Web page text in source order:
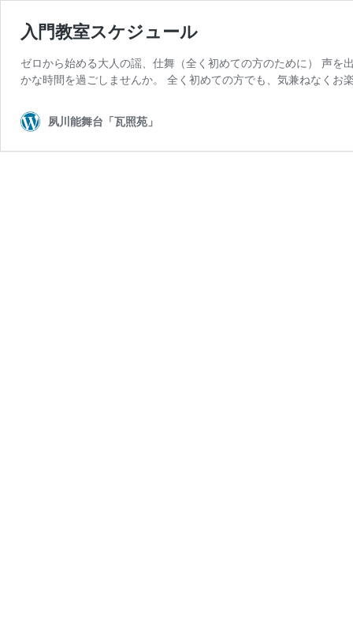
入門教室スケジュール
ゼロから始める大人の謡、仕舞（全く初めての方のために） 声
かな時間を過ごしませんか。 全く初めての方でも、気兼ねなく
夙川能舞台「瓦照苑」